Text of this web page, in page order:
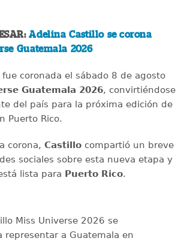
Adelina Castillo se corona
Guatemala 2026
coronada el sábado 8 de agosto
Guatemala 2026, convirtiéndose
del país para la próxima edición de
Puerto Rico.
corona, Castillocompartió un breve
sociales sobre esta nueva etapa y
lista para Puerto Rico.
Miss Universe 2026 se
representar a Guatemala en